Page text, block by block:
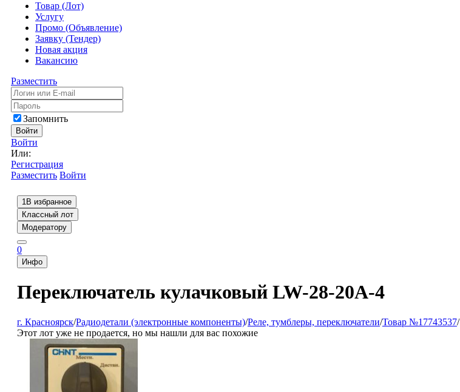
Товар (Лот)
Услугу
Промо (Объявление)
Заявку (Тендер)
Новая акция
Вакансию
Разместить
Запомнить
Войти
Войти
Или:
Регистрация
Разместить Войти
1В избранное
Классный лот
Модератору
0
Инфо
Переключатель кулачковый LW-28-20A-4
г. Красноярск/Радиодетали (электронные компоненты)/Реле, тумблеры, переключатели/Товар №17743537/
Этот лот уже не продается, но мы нашли для вас похожие